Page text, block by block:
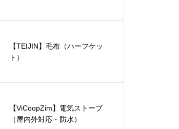
【TEIJIN】毛布（ハーフケッ
ト）
【ViCoopZim】電気ストーブ
（屋内外対応・防水）